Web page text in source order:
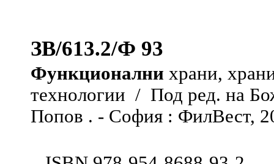
ЗВ/613.2/Ф 93
Функционални храни,
технологии / Под ред. на
Попов . - София : ФилВест,